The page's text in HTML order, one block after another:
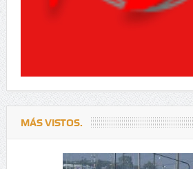
MÁS VISTOS.